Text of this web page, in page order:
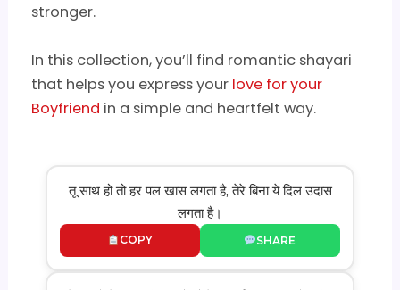
stronger.
In this collection, you’ll find romantic shayari
that helps you express your love for your
Boyfriend in a simple and heartfelt way.
तू साथ हो तो हर पल खास लगता है, तेरे बिना ये दिल उदास
लगता है।
COPY SHARE